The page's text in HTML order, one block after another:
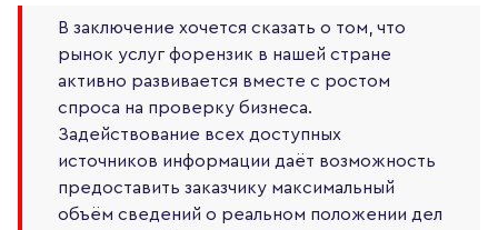
В заключение хочется сказать о том, что
рынок услуг форензик в нашей стране
активно развивается вместе с ростом
спроса на проверку бизнеса.
Задействование всех доступных
источников информации даёт возможность
предоставить заказчику максимальный
объём сведений о реальном положении дел